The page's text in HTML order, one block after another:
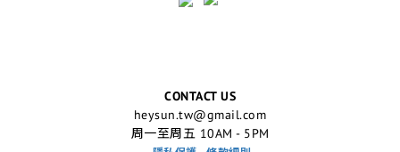
CONTACT US
heysun.tw@gmail.com
周一至周五 10AM - 5PM